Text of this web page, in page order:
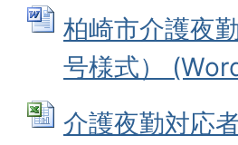
柏崎市介護夜
号様式）
介護夜勤対応